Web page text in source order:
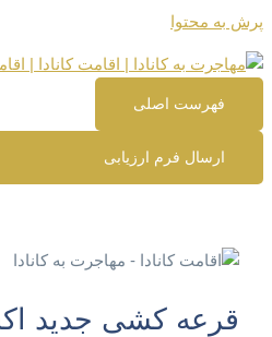
پرش به محتوا
فهرست اصلی
ارسال فرم ارزیابی
قرعه کشی جدید